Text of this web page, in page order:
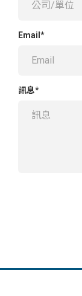
Email*
訊息*